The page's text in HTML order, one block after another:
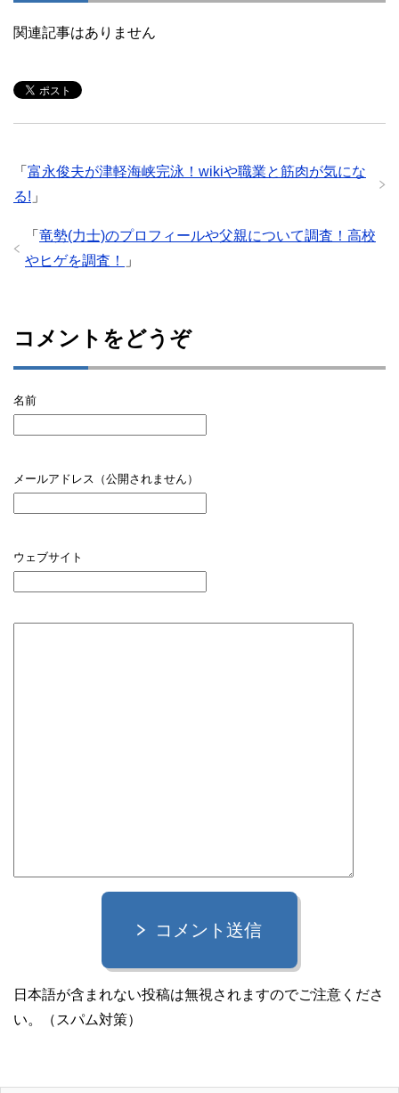
関連記事はありません
「 富永俊夫が津軽海峡完泳！wikiや職業と筋肉が気にな
る! 」
「 竜勢(力士)のプロフィールや父親について調査！高校
やヒゲを調査！
」
コメントをどうぞ
名前
メールアドレス（公開されません）
ウェブサイト
コメント送信
日本語が含まれない投稿は無視されますのでご注意くださ
い。（スパム対策）